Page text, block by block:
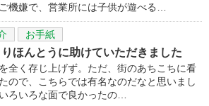
機嫌で、営業所には子供が遊べる…
お手紙
ほんとうに助けていただきました
全く存じ上げず。ただ、街のあちこちに看
ので、こちらでは有名なのだなと思いまし
ろいろな面で良かったの…